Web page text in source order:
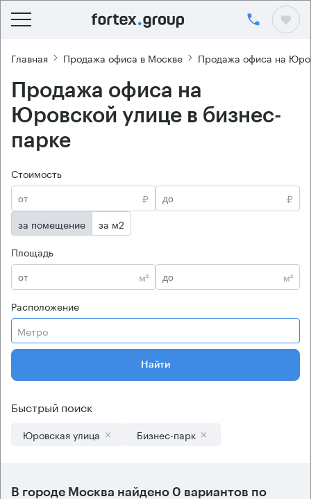
Главная Продажа офиса в Москве Продажа офиса на
Продажа офиса на
Юровской улице в бизнес-
парке
Стоимость
₽
₽
за помещение
за м2
Площадь
м²
м²
Расположение
Метро
Найти
Быстрый поиск
Юровская улица Бизнес-парк
В городе Москва найдено 0 вариантов по